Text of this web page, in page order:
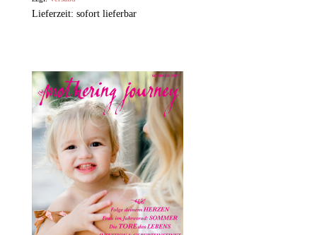
Lieferzeit: sofort lieferbar